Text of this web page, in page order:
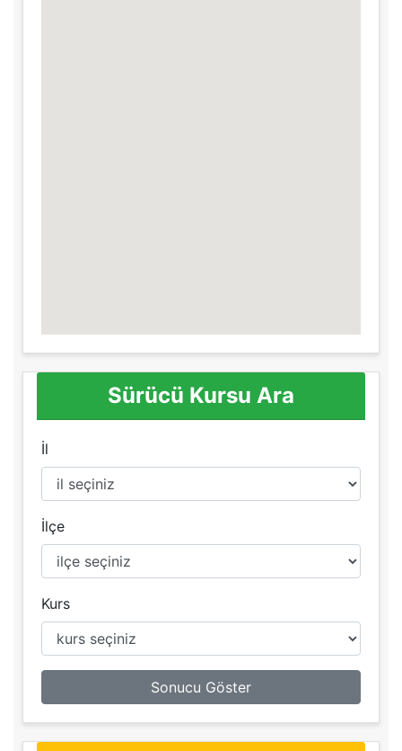
Sürücü Kursu Ara
İl
İlçe
Kurs
Sonucu Göster